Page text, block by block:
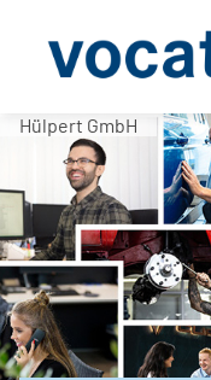
Hülpert GmbH